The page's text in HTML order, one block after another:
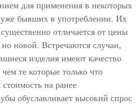
для применения в некоторых
уже бывших в употреблении. Их
отличается от цены
новой. Встречаются случаи,
изделия имеют качество
те которые только что
на ранее
обуславливает высокий спрос